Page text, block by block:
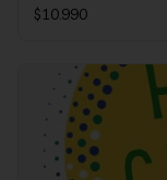
$10.990